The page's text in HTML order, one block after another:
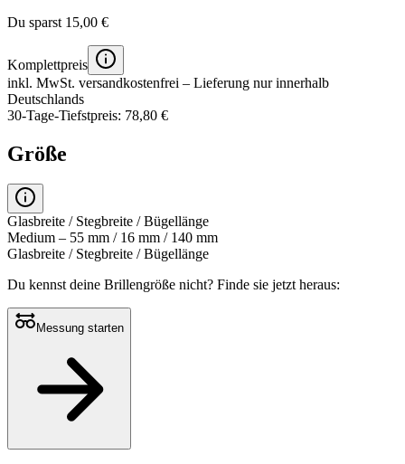
Du sparst 15,00 €
Komplettpreis
inkl. MwSt. versandkostenfrei – Lieferung nur innerhalb
Deutschlands
30-Tage-Tiefstpreis: 78,80 €
Größe
Glasbreite / Stegbreite / Bügellänge
Medium – 55 mm / 16 mm / 140 mm
Glasbreite / Stegbreite / Bügellänge
Du kennst deine Brillengröße nicht? Finde sie jetzt heraus:
Messung starten